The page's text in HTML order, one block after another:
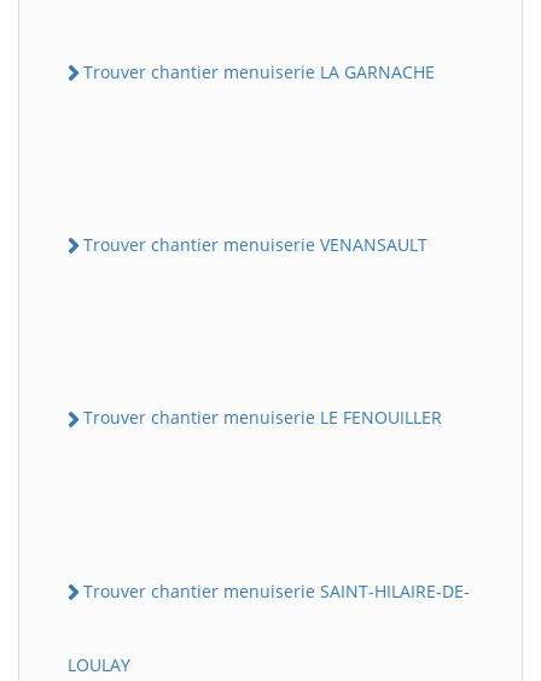
Trouver chantier menuiserie LA GARNACHE
Trouver chantier menuiserie VENANSAULT
Trouver chantier menuiserie LE FENOUILLER
Trouver chantier menuiserie SAINT-HILAIRE-DE-
LOULAY